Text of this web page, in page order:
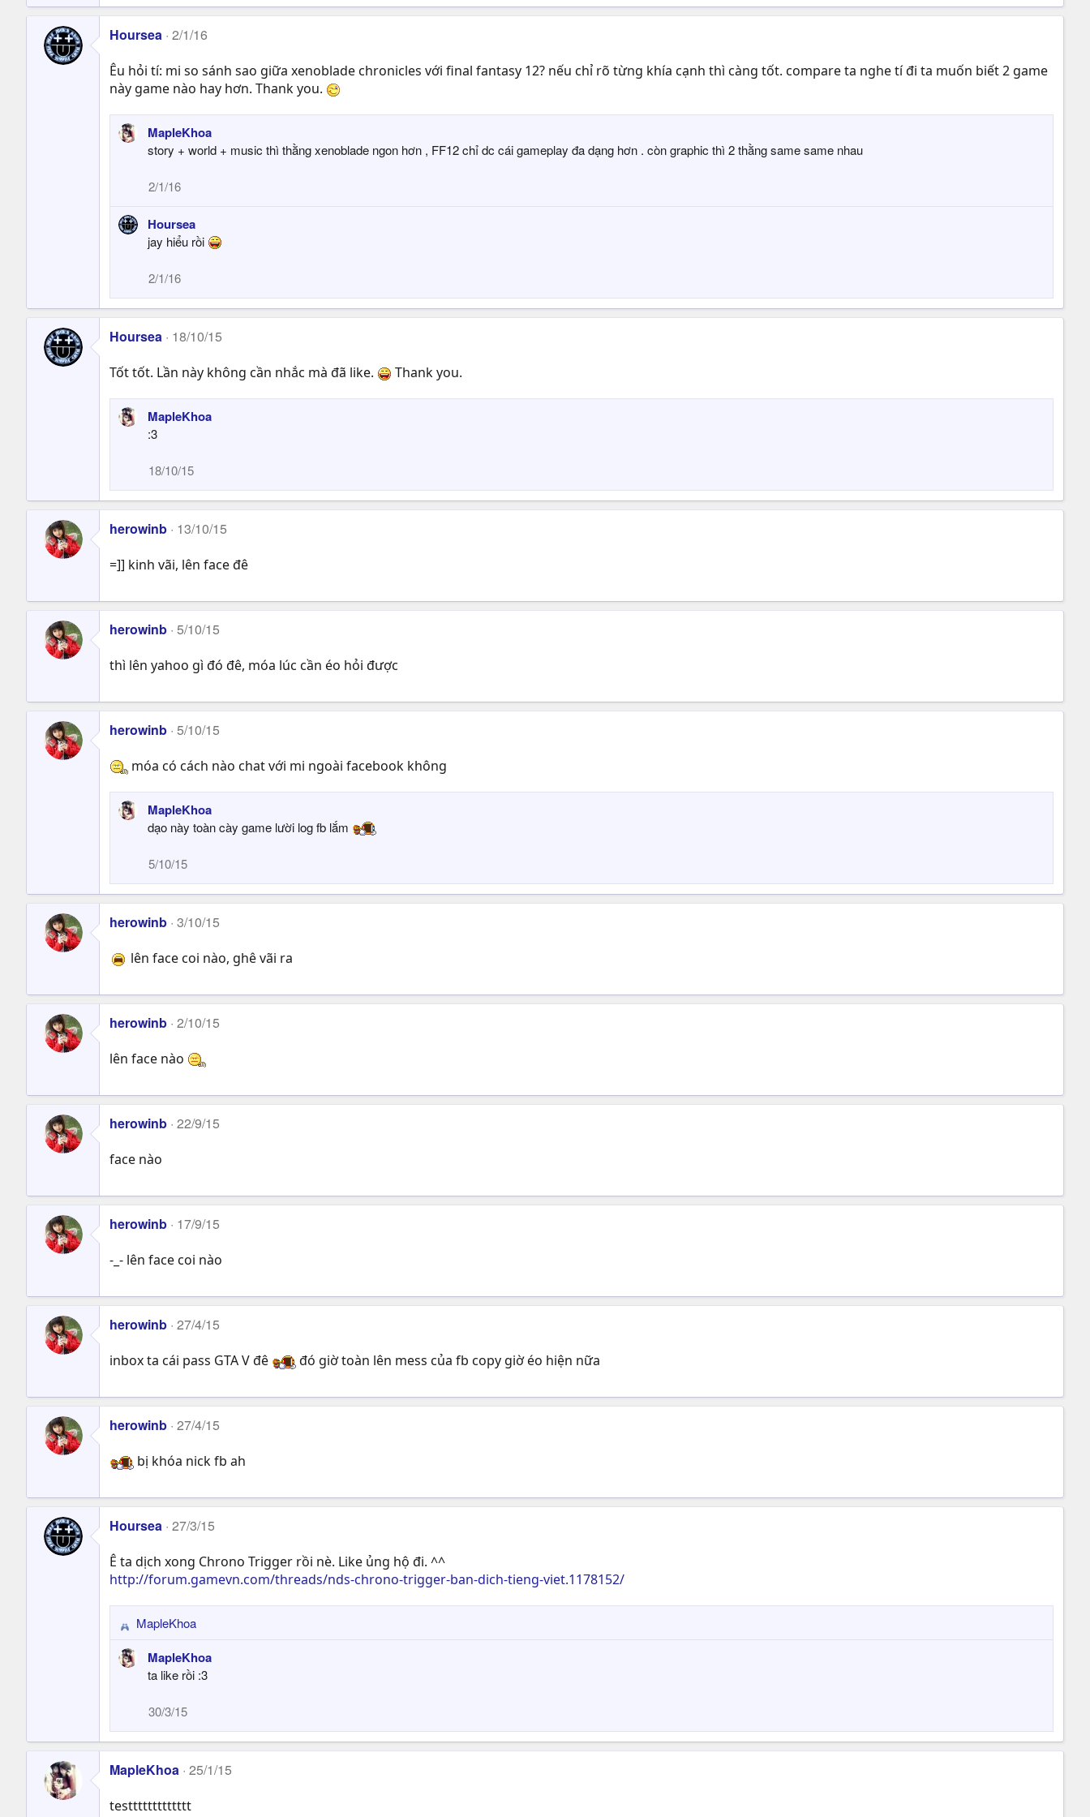
Hoursea 2/1/16
Êu hỏi tí: mi so sánh sao giữa xenoblade chronicles với final fantasy 12? nếu chỉ rõ từng khía cạnh thì càng tốt. compare ta nghe tí đi ta muốn biết 2 game
này game nào hay hơn. Thank you.
MapleKhoa
story + world + music thì thằng xenoblade ngon hơn , FF12 chỉ dc cái gameplay đa dạng hơn . còn graphic thì 2 thằng same same nhau
2/1/16
Hoursea
jay hiểu rồi
2/1/16
Hoursea 18/10/15
Tốt tốt. Lần này không cần nhắc mà đã like. Thank you.
MapleKhoa
:3
18/10/15
herowinb 13/10/15
=]] kinh vãi, lên face đê
herowinb 5/10/15
thì lên yahoo gì đó đê, móa lúc cần éo hỏi được
herowinb 5/10/15
móa có cách nào chat với mi ngoài facebook không
MapleKhoa
dạo này toàn cày game lười log fb lắm
5/10/15
herowinb 3/10/15
lên face coi nào, ghê vãi ra
herowinb 2/10/15
lên face nào
herowinb 22/9/15
face nào
herowinb 17/9/15
-_- lên face coi nào
herowinb 27/4/15
inbox ta cái pass GTA V đê đó giờ toàn lên mess của fb copy giờ éo hiện nữa
herowinb 27/4/15
bị khóa nick fb ah
Hoursea 27/3/15
Ê ta dịch xong Chrono Trigger rồi nè. Like ủng hộ đi. ^^
http://forum.gamevn.com/threads/nds-chrono-trigger-ban-dich-tieng-viet.1178152/
R
e
a
o
n
s
MapleKhoa
MapleKhoa
ta like rồi :3
30/3/15
MapleKhoa 25/1/15
testtttttttttttt